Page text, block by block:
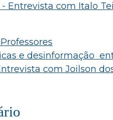
Entrevista com Italo
Professores
e desinformação
com Joilson